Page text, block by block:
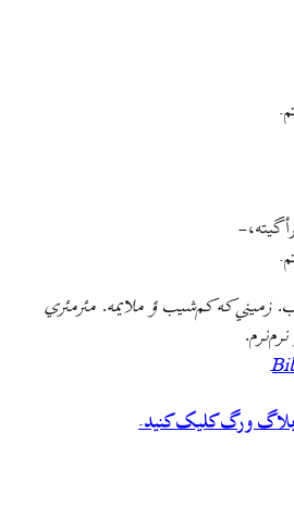
زميني که کم‌شيب ؤ ملايمه. مئرمئري
ورگ کلیک کنید.